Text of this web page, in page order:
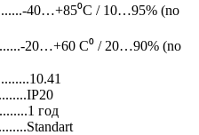
40…+85⁰C / 10…95% (no
20…+60 С⁰ / 20…90% (no
год